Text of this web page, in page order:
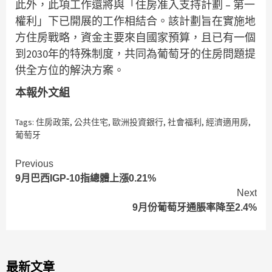
此外，此項工作還將與「住房准入支持計劃 – 第一
權利」下已開展的工作相結合。該計劃旨在實施地
方住房戰略，資金主要來自國家預算，且已有一個
到2030年的特殊制度，共同為葡萄牙的住房問題提
供全方位的解決方案。
本報外文組
Tags: 住房政策, 公共住宅, 歐洲投資銀行, 社會福利, 經濟適用房,
葡萄牙
Continue
Reading
Previous
9月巴西IGP-10指總體上漲0.21%
Next
9月份葡萄牙通脹率降至2.4%
最新文章